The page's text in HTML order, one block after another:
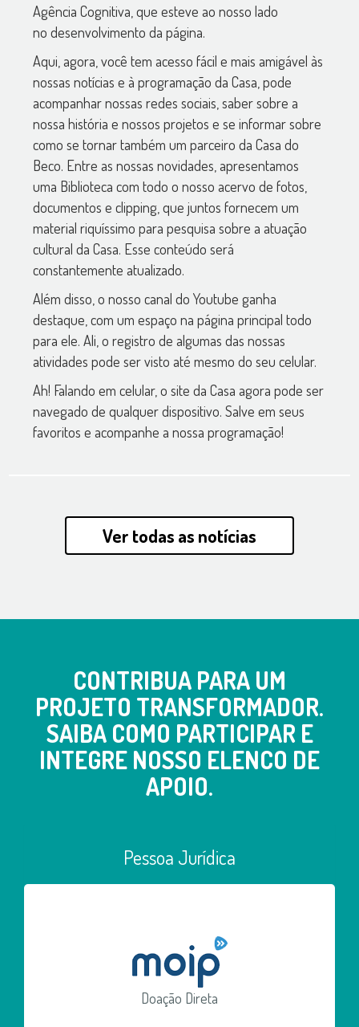
Agência Cognitiva, que esteve ao nosso lado
no desenvolvimento da página.
Aqui, agora, você tem acesso fácil e mais amigável às
nossas notícias e à programação da Casa, pode
acompanhar nossas redes sociais, saber sobre a
nossa história e nossos projetos e se informar sobre
como se tornar também um parceiro da Casa do
Beco. Entre as nossas novidades, apresentamos
uma Biblioteca com todo o nosso acervo de fotos,
documentos e clipping, que juntos fornecem um
material riquíssimo para pesquisa sobre a atuação
cultural da Casa. Esse conteúdo será
constantemente atualizado.
Além disso, o nosso canal do Youtube ganha
destaque, com um espaço na página principal todo
para ele. Ali, o registro de algumas das nossas
atividades pode ser visto até mesmo do seu celular.
Ah! Falando em celular, o site da Casa agora pode ser
navegado de qualquer dispositivo. Salve em seus
favoritos e acompanhe a nossa programação!
Ver todas as notícias
CONTRIBUA PARA UM
PROJETO TRANSFORMADOR.
SAIBA COMO PARTICIPAR E
INTEGRE NOSSO ELENCO DE
APOIO.
Pessoa Jurídica
Doação Direta